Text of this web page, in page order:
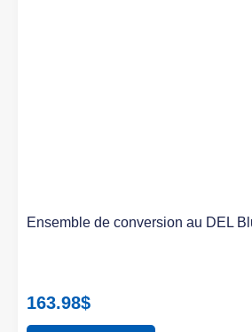
Ensemble de conversion au DEL
163.98$